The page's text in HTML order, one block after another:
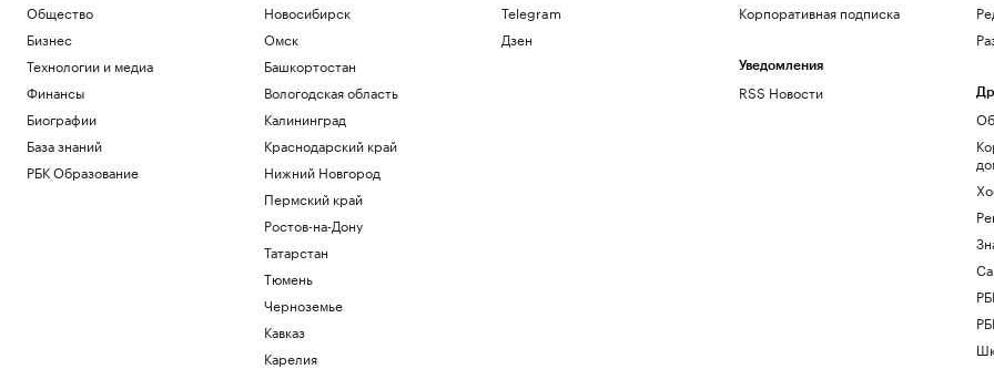
Общество
Бизнес
Технологии и медиа
Финансы
Биографии
База знаний
РБК Образование
Новосибирск
Омск
Башкортостан
Вологодская область
Калининград
Краснодарский край
Нижний Новгород
Пермский край
Ростов-на-Дону
Татарстан
Тюмень
Черноземье
Кавказ
Карелия
Telegram
Дзен
Корпоративная подписка
Уведомления
RSS Новости